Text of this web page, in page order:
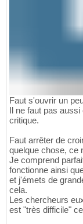
Faut s'ouvrir un
Il ne faut pas
critique.
Faut arrêter de
quelque chose, ce
Je comprend
fonctionne ainsi
et j'émets de
cela.
Les chercheurs
est "très difficile"